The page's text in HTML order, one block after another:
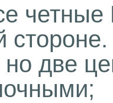
две